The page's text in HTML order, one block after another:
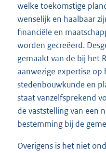
welke toekomstige
wenselijk en haalbaar
financiële en
worden gecreëerd.
gemaakt van de bij het
aanwezige expertise
stedenbouwkunde en
staat vanzelfsprekend
de vaststelling van een
bestemming bij de
Overigens is het niet